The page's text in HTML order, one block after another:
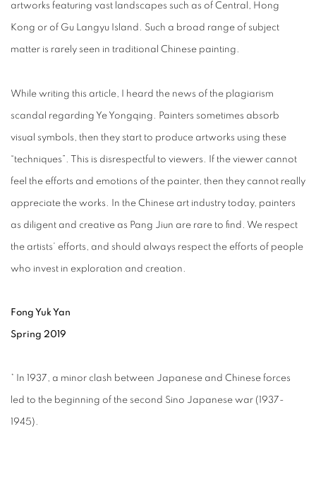
artworks featuring vast landscapes such as of Central, Hong
Kong or of Gu Langyu Island. Such a broad range of subject
matter is rarely seen in traditional Chinese painting.
While writing this article, I heard the news of the plagiarism
scandal regarding Ye Yongqing. Painters sometimes absorb
visual symbols, then they start to produce artworks using these
“techniques”. This is disrespectful to viewers. If the viewer cannot
feel the efforts and emotions of the painter, then they cannot really
appreciate the works. In the Chinese art industry today, painters
as diligent and creative as Pang Jiun are rare to find. We respect
the artists’ efforts, and should always respect the efforts of people
who invest in exploration and creation.
Fong Yuk Yan
Spring 2019
* In 1937, a minor clash between Japanese and Chinese forces
led to the beginning of the second Sino Japanese war (1937-
1945).